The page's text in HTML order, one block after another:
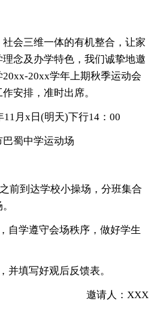
会三维一体的有机整合，让家
念及办学特色，我们诚挚地邀
20xx学年上期秋季运动会
安排，准时出席。
月x日(明天)下行14：00
蜀中学运动场
前到达学校小操场，分班集合
自学遵守会场秩序，做好学生
并填写好观后反馈表。
邀请人：XXX